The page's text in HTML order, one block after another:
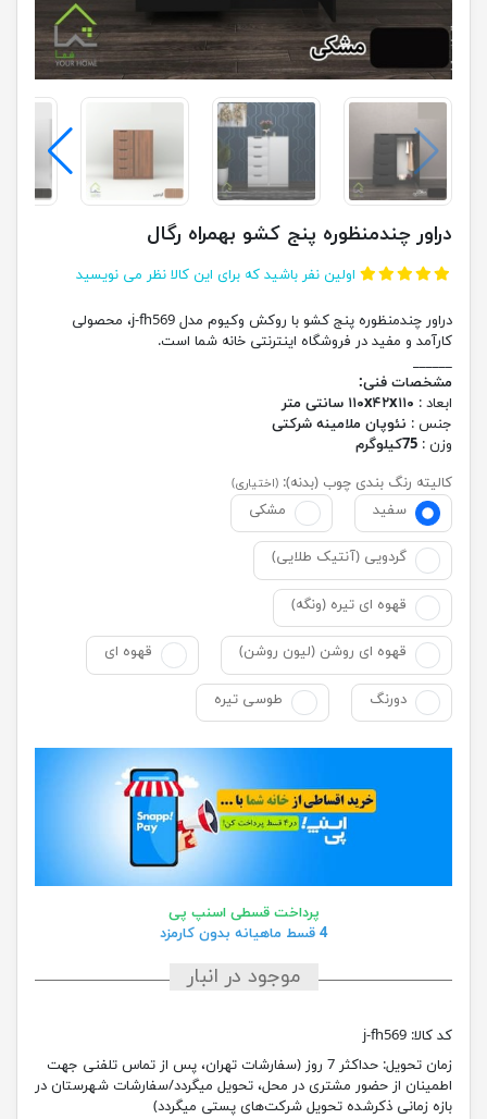
دراور چندمنظوره پنج کشو بهمراه رگال
اولین نفر باشید که برای این کالا نظر می نویسید
دراور چندمنظوره پنج کشو با روکش وکیوم مدل j-fh569، محصولی
کارآمد و مفید در فروشگاه اینترنتی خانه شما است.
______
مشخصات فنی:
ابعاد : ۱۱۰x۴۲x۱۱۰ سانتی متر
جنس : نئوپان ملامینه شرکتی
وزن : 75کیلوگرم
کالیته رنگ بندی چوب (بدنه): (اختیاری)
سفید مشکی
گردویی (آنتیک طلایی)
قهوه ای تیره (ونگه)
قهوه ای روشن (لیون روشن) قهوه ای
دورنگ طوسی تیره
پرداخت قسطی اسنپ پی
4 قسط ماهیانه بدون کارمزد
موجود در انبار
کد کالا: j-fh569
زمان تحویل:
حداکثر 7 روز (سفارشات تهران، پس از تماس تلفنی جهت
اطمینان از حضور مشتری در محل، تحویل میگردد/سفارشات شهرستان در
بازه زمانی ذکرشده تحویل شرکت‌های پستی میگردد)